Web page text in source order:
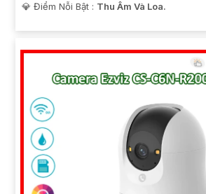
️💎 Điểm Nỗi Bật : Thu Âm Và Loa.